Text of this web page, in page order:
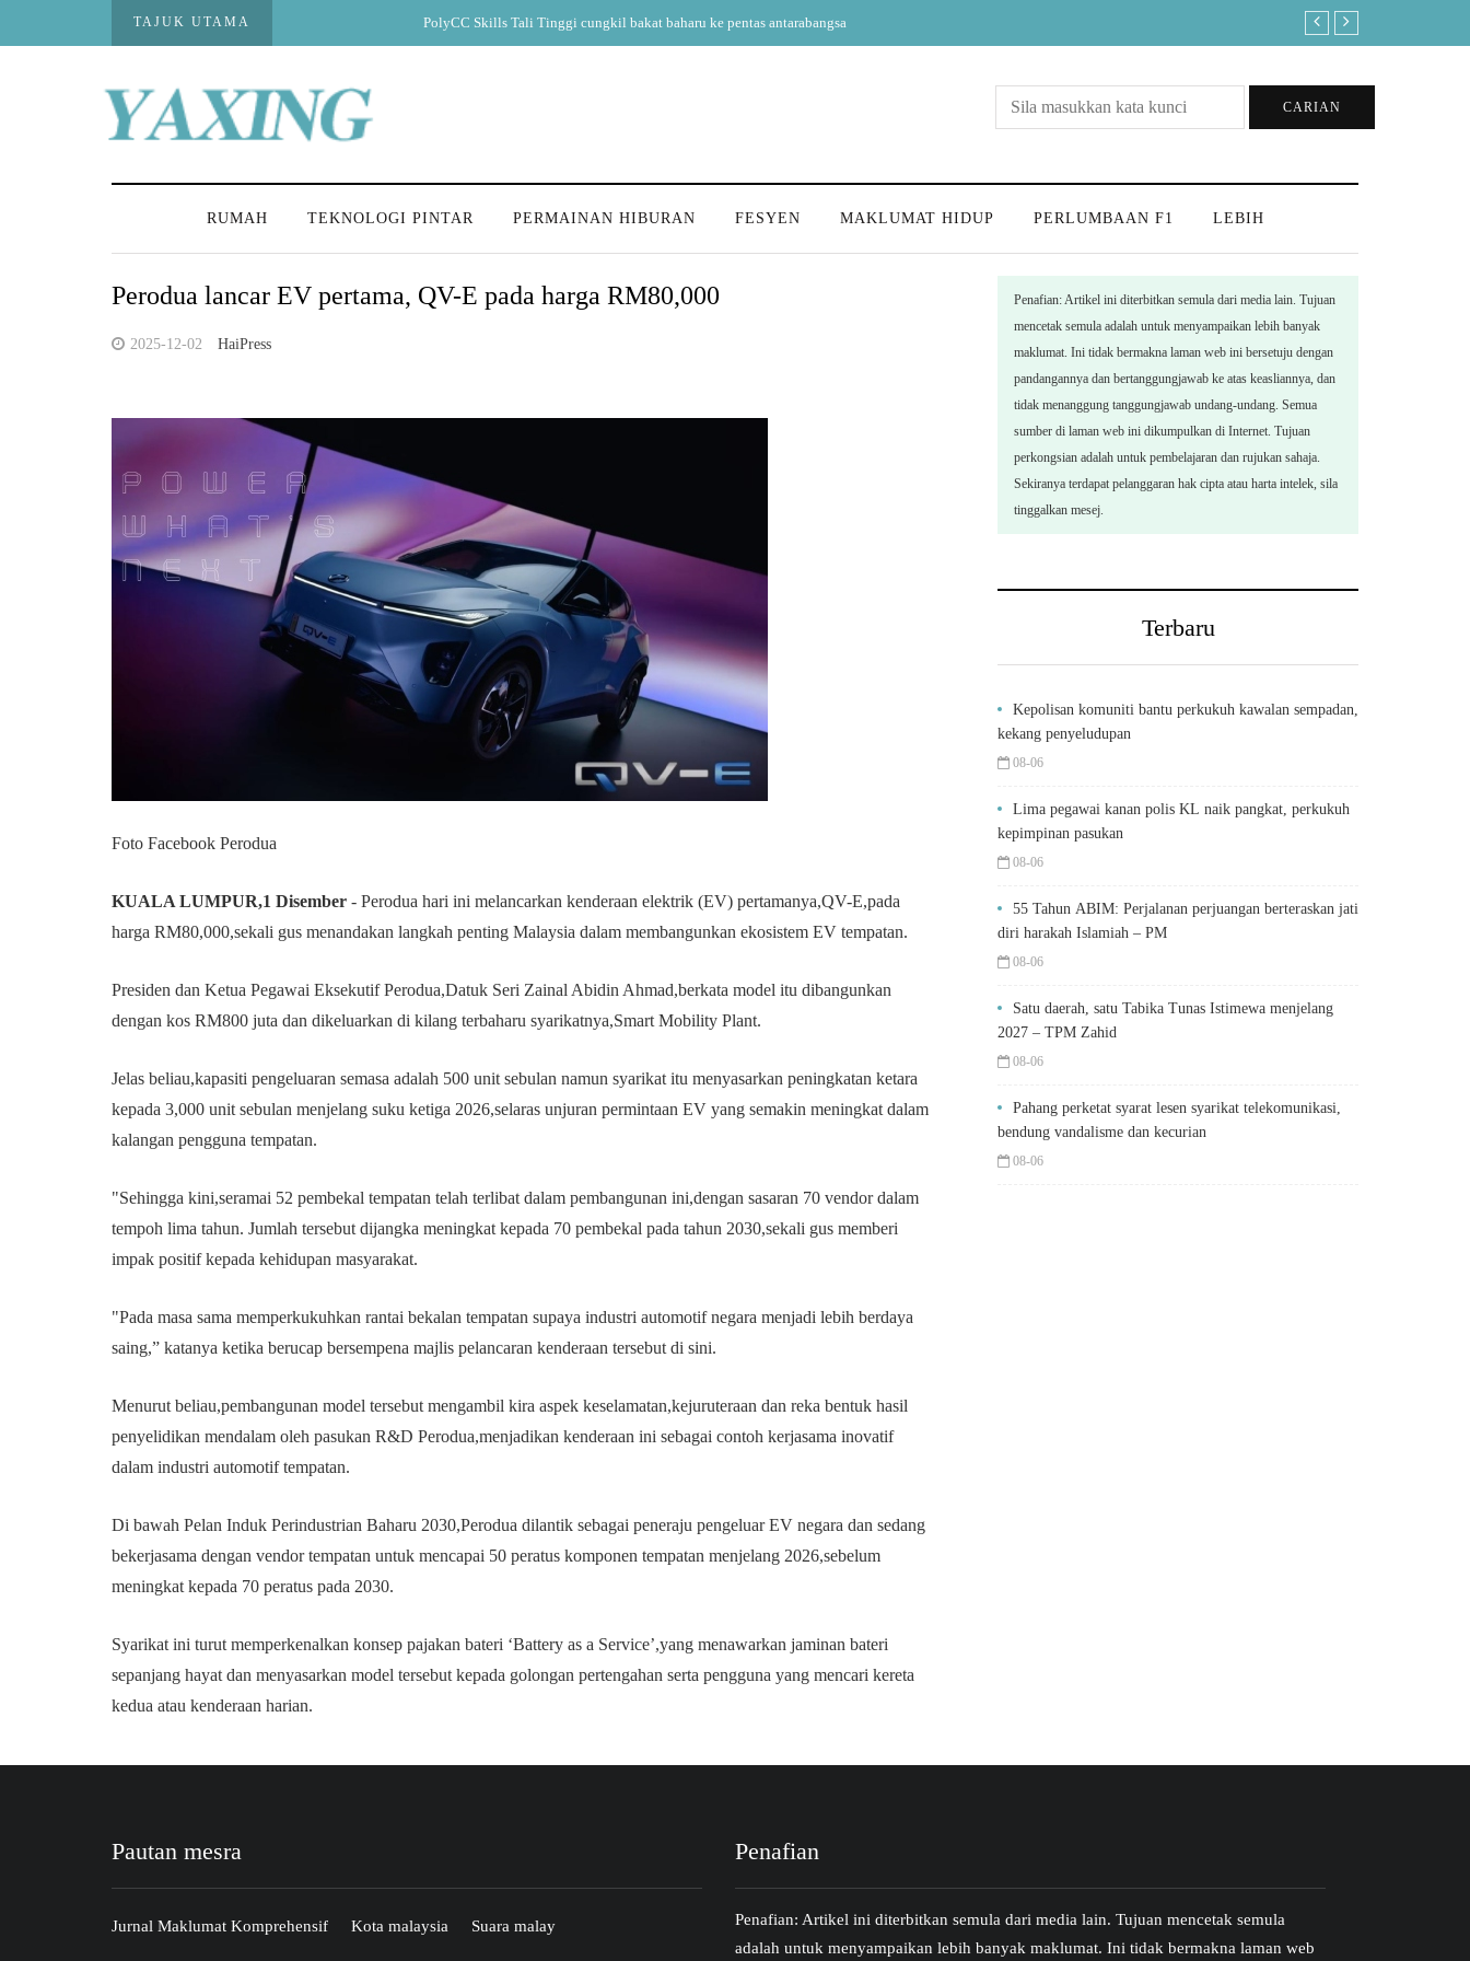
TAJUK UTAMA PolyCC Skills Tali Tinggi cungkil bakat baharu ke pentas antarabangsa PM seru pengundi Negeri
CARIAN
RUMAH TEKNOLOGI PINTAR PERMAINAN HIBURAN FESYEN MAKLUMAT HIDUP PERLUMBAAN F1 LEBIH
Perodua lancar EV pertama, QV-E pada harga RM80,000
2025-12-02 HaiPress
Foto Facebook Perodua
KUALA LUMPUR,1 Disember - Perodua hari ini melancarkan kenderaan elektrik (EV) pertamanya,QV-E,pada
harga RM80,000,sekali gus menandakan langkah penting Malaysia dalam membangunkan ekosistem EV tempatan.
Presiden dan Ketua Pegawai Eksekutif Perodua,Datuk Seri Zainal Abidin Ahmad,berkata model itu dibangunkan
dengan kos RM800 juta dan dikeluarkan di kilang terbaharu syarikatnya,Smart Mobility Plant.
Jelas beliau,kapasiti pengeluaran semasa adalah 500 unit sebulan namun syarikat itu menyasarkan peningkatan ketara
kepada 3,000 unit sebulan menjelang suku ketiga 2026,selaras unjuran permintaan EV yang semakin meningkat dalam
kalangan pengguna tempatan.
"Sehingga kini,seramai 52 pembekal tempatan telah terlibat dalam pembangunan ini,dengan sasaran 70 vendor dalam
tempoh lima tahun. Jumlah tersebut dijangka meningkat kepada 70 pembekal pada tahun 2030,sekali gus memberi
impak positif kepada kehidupan masyarakat.
"Pada masa sama memperkukuhkan rantai bekalan tempatan supaya industri automotif negara menjadi lebih berdaya
saing,” katanya ketika berucap bersempena majlis pelancaran kenderaan tersebut di sini.
Menurut beliau,pembangunan model tersebut mengambil kira aspek keselamatan,kejuruteraan dan reka bentuk hasil
penyelidikan mendalam oleh pasukan R&D Perodua,menjadikan kenderaan ini sebagai contoh kerjasama inovatif
dalam industri automotif tempatan.
Di bawah Pelan Induk Perindustrian Baharu 2030,Perodua dilantik sebagai peneraju pengeluar EV negara dan sedang
bekerjasama dengan vendor tempatan untuk mencapai 50 peratus komponen tempatan menjelang 2026,sebelum
meningkat kepada 70 peratus pada 2030.
Syarikat ini turut memperkenalkan konsep pajakan bateri ‘Battery as a Service’,yang menawarkan jaminan bateri
sepanjang hayat dan menyasarkan model tersebut kepada golongan pertengahan serta pengguna yang mencari kereta
kedua atau kenderaan harian.
Penafian: Artikel ini diterbitkan semula dari media lain. Tujuan
mencetak semula adalah untuk menyampaikan lebih banyak
maklumat. Ini tidak bermakna laman web ini bersetuju dengan
pandangannya dan bertanggungjawab ke atas keasliannya, dan
tidak menanggung tanggungjawab undang-undang. Semua
sumber di laman web ini dikumpulkan di Internet. Tujuan
perkongsian adalah untuk pembelajaran dan rujukan sahaja.
Sekiranya terdapat pelanggaran hak cipta atau harta intelek, sila
tinggalkan mesej.
Terbaru
Kepolisan komuniti bantu perkukuh kawalan sempadan,
kekang penyeludupan
08-06
Lima pegawai kanan polis KL naik pangkat, perkukuh
kepimpinan pasukan
08-06
55 Tahun ABIM: Perjalanan perjuangan berteraskan jati
diri harakah Islamiah – PM
08-06
Satu daerah, satu Tabika Tunas Istimewa menjelang
2027 – TPM Zahid
08-06
Pahang perketat syarat lesen syarikat telekomunikasi,
bendung vandalisme dan kecurian
08-06
Pautan mesra
Jurnal Maklumat Komprehensif Kota malaysia Suara malay
Penafian
Penafian: Artikel ini diterbitkan semula dari media lain. Tujuan mencetak semula
adalah untuk menyampaikan lebih banyak maklumat. Ini tidak bermakna laman web